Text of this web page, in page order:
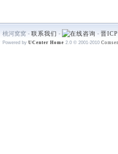
桃河窝窝 - 联系我们 - - 晋
Powered by UCenter Home 2.0 © 2001-2010